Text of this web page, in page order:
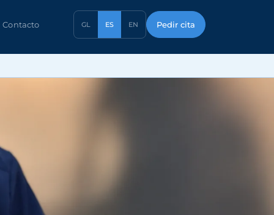
Contacto GL ES EN Pedir cita